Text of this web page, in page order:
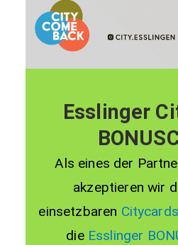
Esslinger
Als eines der
akzeptieren wir
einsetzbaren
die Esslinger